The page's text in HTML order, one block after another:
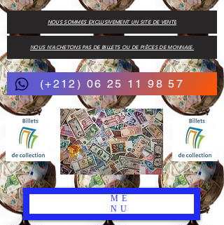
(+212) 06 25 11 98 57
ME
NU
NOUS N'ACHETONS PAS DE BILLETS OU DE PIÈCES DE MONNAIE.
NOUS SOMMES EXCLUSIVEMENT UN SITE DE VENTE